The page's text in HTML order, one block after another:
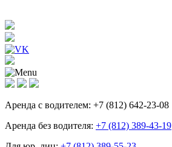
Аренда с водителем: +7 (812) 642-23-08
Аренда без водителя: +7 (812) 389-43-19